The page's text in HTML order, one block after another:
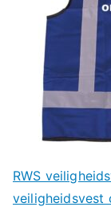
RWS
veiligheidsvest